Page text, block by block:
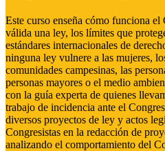
Este curso enseña cómo funciona el
válida una ley, los límites que
estándares internacionales de
ninguna ley vulnere a las mujeres,
comunidades campesinas, las
personas mayores o el medio
con la guía experta de quienes
trabajo de incidencia ante el
diversos proyectos de ley y actos
Congresistas en la redacción de
analizando el comportamiento del